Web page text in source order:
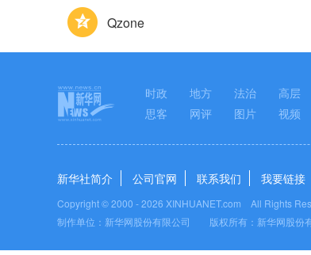
Qzone
时政 地方 法治 高层
思客
网评 图片 视频
新华社简介 公司官网 联系我们 我要链接
Copyright © 2000 -2026 XINHUANET.com All Rights
制作单位：新华网股份有限公司 版权所有：新华网股份